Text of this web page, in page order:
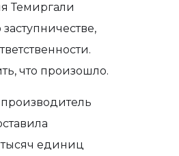
Темиргали
что произошло.
единиц